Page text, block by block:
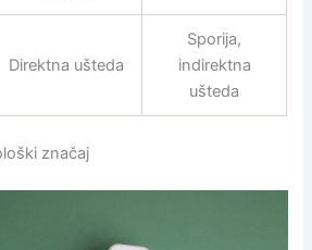
Direktna ušteda
Sporija,
indirektna
ušteda
značaj